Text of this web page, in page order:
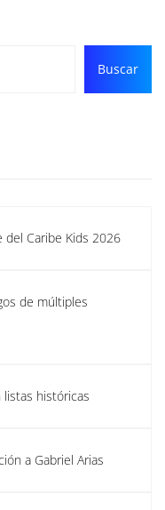
Buscar
del Caribe Kids 2026
de múltiples
listas históricas
a Gabriel Arias